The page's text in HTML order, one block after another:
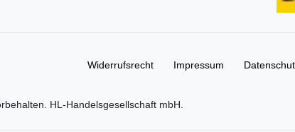
Widerrufs­recht Impressum
HL-Handelsgesellschaft mbH.